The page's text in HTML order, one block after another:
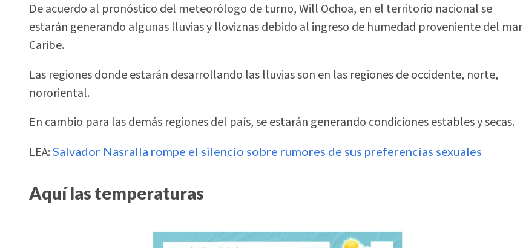
De acuerdo al pronóstico del meteorólogo de turno, Will Ochoa, en el territorio nacional se
estarán generando algunas lluvias y lloviznas debido al ingreso de humedad proveniente del mar
Caribe.
Las regiones donde estarán desarrollando las lluvias son en las regiones de occidente, norte,
nororiental.
En cambio para las demás regiones del país, se estarán generando condiciones estables y secas.
LEA: Salvador Nasralla rompe el silencio sobre rumores de sus preferencias sexuales
Aquí las temperaturas